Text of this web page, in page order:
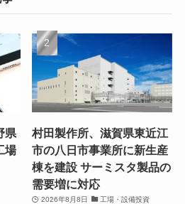
県
場
村田製作所、滋賀県東近江
市の八日市事業所に新生産
棟を建設 サーミスタ製品の
需要増に対応
2026年8月8日 工場・設備投資